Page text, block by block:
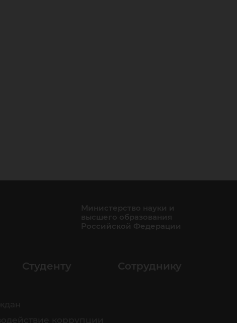
Министерство науки и
высшего образования
Российской Федерации
Студенту Сотруднику